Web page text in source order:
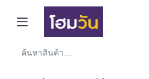
Skip to navigation
Skip to content